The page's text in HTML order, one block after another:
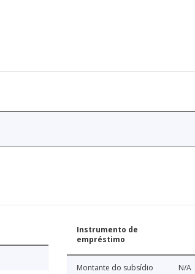
Instrumento de
empréstimo
Montante do subsídio N/A